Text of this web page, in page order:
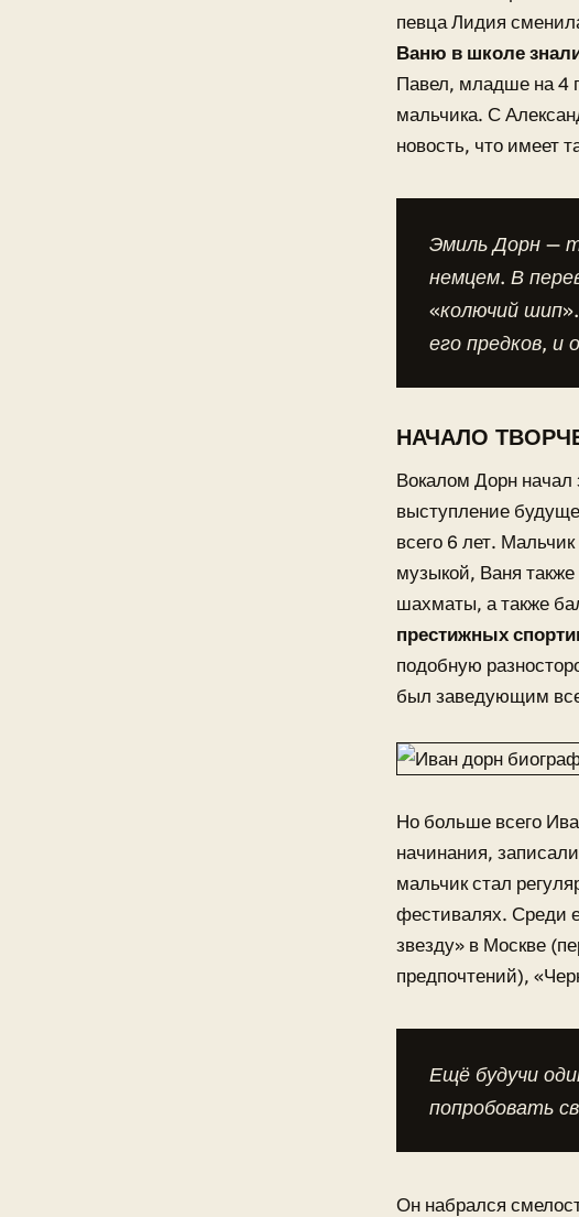
певца Лидия
Ваню в школе
Павел, младше на 4
мальчика. С
новость, что имеет
Эмиль Дорн —
немцем. В
«колючий
его предков, и
НАЧАЛО
Вокалом Дорн начал
выступление
всего 6 лет.
музыкой, Ваня
шахматы, а также
престижных
подобную
был заведующим
Но больше всего
начинания,
мальчик стал
фестивалях. Среди
звезду» в Москве
предпочтений),
Ещё будучи
попробовать
Он набрался